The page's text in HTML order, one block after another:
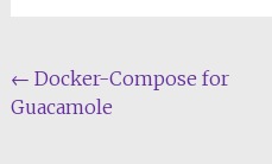
Post
navigation
← Docker-Compose for
Guacamole